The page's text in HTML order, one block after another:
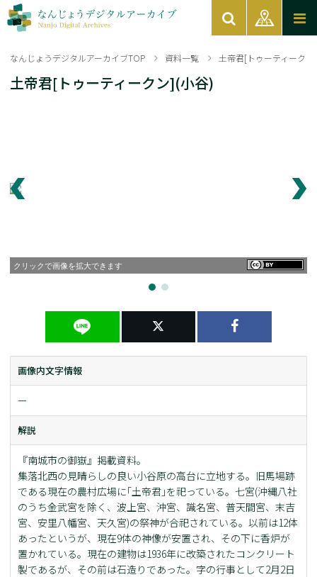
なんじょうデジタルアーカイブTOP 資料一覧 土帝君[トゥーティーク
土帝君[トゥーティークン](小谷)
クリックで画像を拡大できます
画像内文字情報
ー
解説
『南城市の御嶽』掲載資料。
集落北西の見晴らしの良い小谷原の高台に立地する。旧馬場跡
である現在の農村広場に｢土帝君｣を祀っている。七宮(沖縄八社
のうち金武宮を除く、波上宮、沖宮、識名宮、普天間宮、末吉
宮、安里八幡宮、天久宮)の祭神が合祀されている。以前は12体
あったというが、現在9体の神像が安置され、その下に香炉が
置かれている。現在の建物は1936年に改築されたコンクリート
製であるが、その前は石造りであった。字の行事として2月2日